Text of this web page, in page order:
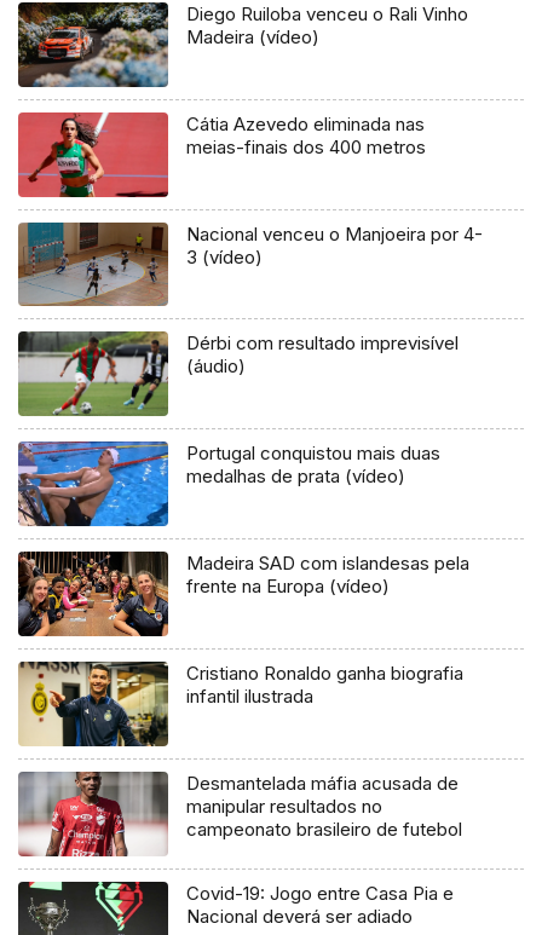
Diego Ruiloba venceu o Rali Vinho
Madeira (vídeo)
Cátia Azevedo eliminada nas
meias-finais dos 400 metros
Nacional venceu o Manjoeira por 4-
3 (vídeo)
Dérbi com resultado imprevisível
(áudio)
Portugal conquistou mais duas
medalhas de prata (vídeo)
Madeira SAD com islandesas pela
frente na Europa (vídeo)
Cristiano Ronaldo ganha biografia
infantil ilustrada
Desmantelada máfia acusada de
manipular resultados no
campeonato brasileiro de futebol
Covid-19: Jogo entre Casa Pia e
Nacional deverá ser adiado